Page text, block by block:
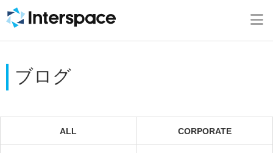
ホーム
ブログ
ALL CORPORATE